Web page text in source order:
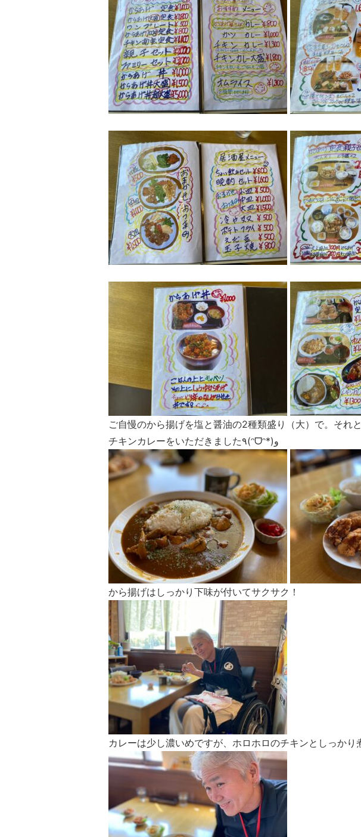
ご自慢のから揚げを塩と醤油の2種類盛り（大）で。それ
チキンカレーをいただきました٩(ᵔᗜᵔ*)و
から揚げはしっかり下味が付いてサクサク！
カレーは少し濃いめですが、ホロホロのチキンとしっかり